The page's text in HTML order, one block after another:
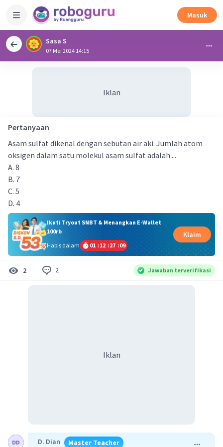
Masuk
Sasa S
07 Mei 2024 14:15
Iklan
Pertanyaan
Asam sulfat dikenal dengan sebutan air aki. Jumlah atom
oksigen dalam satu molekul asam sulfat adalah ...
A. 8
B. 7
C. 5
D. 4
Ikuti Tryout SNBT & Menangkan E-Wallet
100rb
Habis dalam
01 :12 :27 :09
Klaim
2 2 Jawaban terverifikasi
Iklan
D. Dian Master Teacher